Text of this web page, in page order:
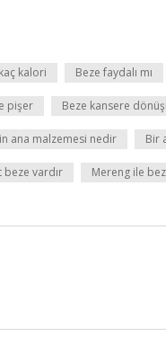
kalori Beze faydalı mı
pişer Beze kansere
ana malzemesi nedir Bir
beze vardır Mereng ile